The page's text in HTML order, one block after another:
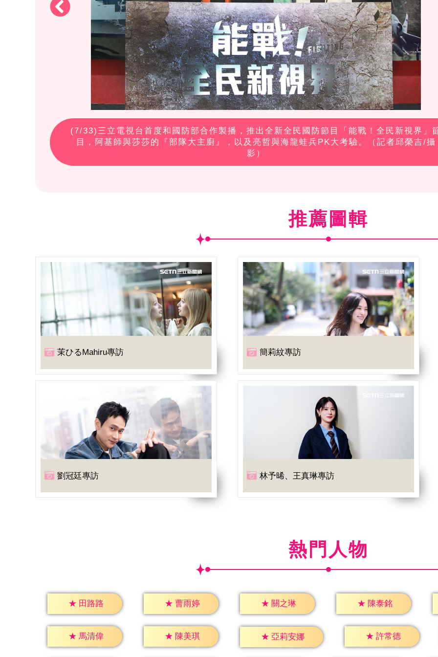
(7/33)三立電視台首度和國防部合作製播，推出全新全民國防節目「能戰！全民新視界」
目，阿基師與莎莎的『部隊大主廚』，以及亮哲與海龍蛙兵PK大考驗。（記者邱榮吉/攝
影）
推薦圖輯
茉ひるMahiru專訪 簡莉紋專訪
劉冠廷專訪 林予晞、王真琳專訪
熱門人物
★ 田路路 ★ 曹雨婷 ★ 關之琳 ★ 陳泰銘
★ 馬清偉 ★ 陳美琪 ★ 亞莉安娜 ★ 許常德